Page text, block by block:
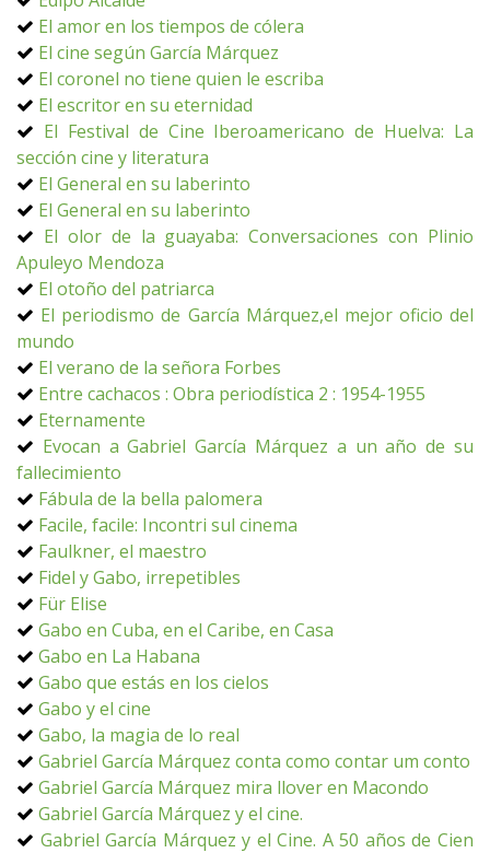
El amor en los tiempos de cólera
El cine según García Márquez
El coronel no tiene quien le escriba
El escritor en su eternidad
El Festival de Cine Iberoamericano de Huelva: La
sección cine y literatura
El General en su laberinto
El General en su laberinto
El olor de la guayaba: Conversaciones con Plinio
Apuleyo Mendoza
El otoño del patriarca
El periodismo de García Márquez,el mejor oficio del
mundo
El verano de la señora Forbes
Entre cachacos : Obra periodística 2 : 1954-1955
Eternamente
Evocan a Gabriel García Márquez a un año de su
fallecimiento
Fábula de la bella palomera
Facile, facile: Incontri sul cinema
Faulkner, el maestro
Fidel y Gabo, irrepetibles
Für Elise
Gabo en Cuba, en el Caribe, en Casa
Gabo en La Habana
Gabo que estás en los cielos
Gabo y el cine
Gabo, la magia de lo real
Gabriel García Márquez conta como contar um conto
Gabriel García Márquez mira llover en Macondo
Gabriel García Márquez y el cine.
Gabriel García Márquez y el Cine. A 50 años de Cien